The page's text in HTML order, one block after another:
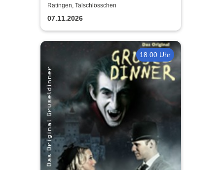
Talschlösschen
Ratingen, Talschlösschen
07.11.2026
18:00 Uhr